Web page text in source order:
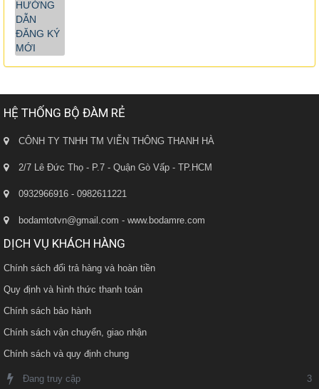
HỆ THỐNG BỘ ĐÀM RẺ
CÔNH TY TNHH TM VIỄN THÔNG THANH HÀ
2/7 Lê Đức Thọ - P.7 - Quận Gò Vấp - TP.HCM
0932966916 - 0982611221
bodamtotvn@gmail.com - www.bodamre.com
DỊCH VỤ KHÁCH HÀNG
Chính sách đổi trả hàng và hoàn tiền
Quy định và hình thức thanh toán
Chính sách bảo hành
Chính sách vận chuyển, giao nhận
Chính sách và quy định chung
Đang truy cập 3